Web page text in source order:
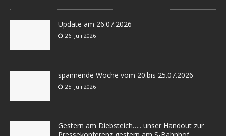
Update am 26.07.2026
26. Juli 2026
spannende Woche vom 20.bis 25.07.2026
25. Juli 2026
Gestern am Diebsteich….. unser Handout zur